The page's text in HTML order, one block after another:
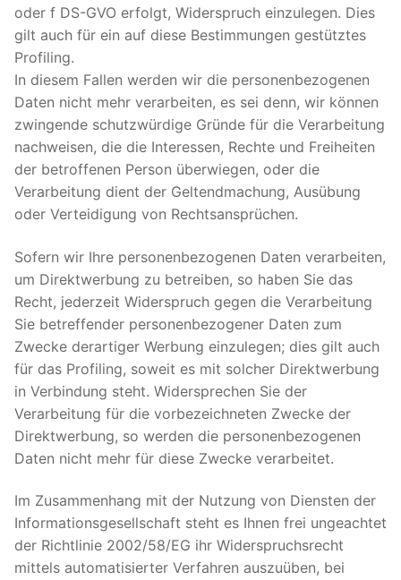
oder f DS-GVO erfolgt, Widerspruch einzulegen. Dies
gilt auch für ein auf diese Bestimmungen gestütztes
Profiling.
In diesem Fallen werden wir die personenbezogenen
Daten nicht mehr verarbeiten, es sei denn, wir können
zwingende schutzwürdige Gründe für die Verarbeitung
nachweisen, die die Interessen, Rechte und Freiheiten
der betroffenen Person überwiegen, oder die
Verarbeitung dient der Geltendmachung, Ausübung
oder Verteidigung von Rechtsansprüchen.
Sofern wir Ihre personenbezogenen Daten verarbeiten,
um Direktwerbung zu betreiben, so haben Sie das
Recht, jederzeit Widerspruch gegen die Verarbeitung
Sie betreffender personenbezogener Daten zum
Zwecke derartiger Werbung einzulegen; dies gilt auch
für das Profiling, soweit es mit solcher Direktwerbung
in Verbindung steht. Widersprechen Sie der
Verarbeitung für die vorbezeichneten Zwecke der
Direktwerbung, so werden die personenbezogenen
Daten nicht mehr für diese Zwecke verarbeitet.
Im Zusammenhang mit der Nutzung von Diensten der
Informationsgesellschaft steht es Ihnen frei ungeachtet
der Richtlinie 2002/58/EG ihr Widerspruchsrecht
mittels automatisierter Verfahren auszuüben, bei